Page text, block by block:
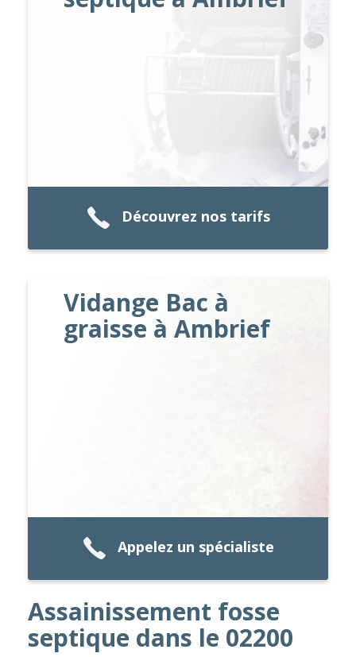
Découvrez nos tarifs
Vidange Bac à
graisse à Ambrief
Appelez un spécialiste
Assainissement fosse
septique dans le 02200